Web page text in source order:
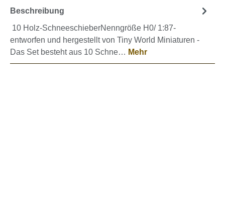
Beschreibung
10 Holz-SchneeschieberNenngröße H0/ 1:87-
entworfen und hergestellt von Tiny World Miniaturen -
Das Set besteht aus 10 Schne… Mehr